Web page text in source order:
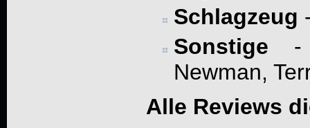
Schlagzeug
Sonstige -
Newman,
Alle Reviews